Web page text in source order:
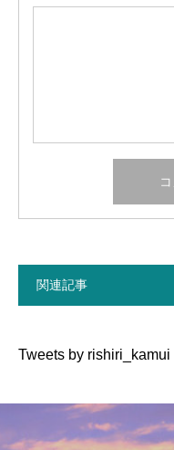
関連記事
Tweets by rishiri_kamui